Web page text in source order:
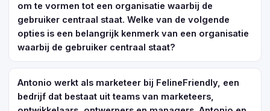
om te vormen tot een organisatie waarbij de
gebruiker centraal staat. Welke van de volgende
opties is een belangrijk kenmerk van een organisatie
waarbij de gebruiker centraal staat?
Antonio werkt als marketeer bij FelineFriendly, een
bedrijf dat bestaat uit teams van marketeers,